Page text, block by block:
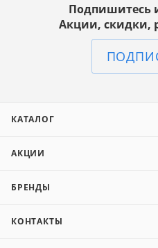
Подпишитесь
Акции, скидки,
КАТАЛОГ
АКЦИИ
БРЕНДЫ
КОНТАКТЫ